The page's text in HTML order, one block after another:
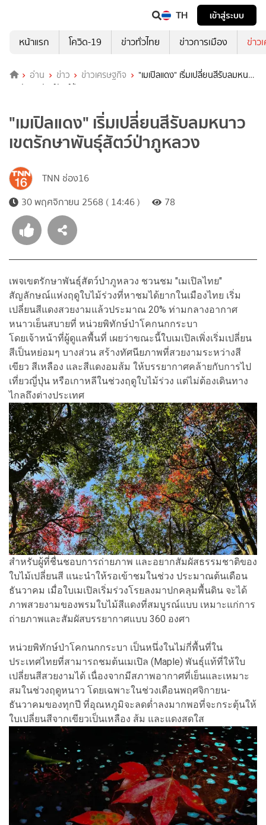
TH
เข้าสู่ระบบ
หน้าแรก
โควิด-19 ข่าวทั่วไทย ข่าวการเมือง ข่าว
อ่าน ข่าว ข่าวเศรษฐกิจ
"เมเปิลแดง" เริ่มเปลี่ยนสีรับลมหนาว
เขตรักษาพันธุ์สัตว์ป่าภูหลวง
"เมเปิลแดง" เริ่มเปลี่ยนสีรับลมหนาว
เขตรักษาพันธุ์สัตว์ป่าภูหลวง
TNN ช่อง16
30 พฤศจิกายน 2568 ( 14:46 )
78
เพจเขตรักษาพันธุ์สัตว์ป่าภูหลวง ชวนชม "เมเปิลไทย"
สัญลักษณ์แห่งฤดูใบไม้ร่วงที่หาชมได้ยากในเมืองไทย เริ่ม
เปลี่ยนสีแดงสวยงามแล้วประมาณ 20% ท่ามกลางอากาศ
หนาวเย็นสบายที่ หน่วยพิทักษ์ป่าโคกนกกระบา
โดยเจ้าหน้าที่ผู้ดูแลพื้นที่ เผยว่าขณะนี้ใบเมเปิลเพิ่งเริ่มเปลี่ยน
สีเป็นหย่อมๆ บางส่วน สร้างทัศนียภาพที่สวยงามระหว่างสี
เขียว สีเหลือง และสีแดงอมส้ม ให้บรรยากาศคล้ายกับการไป
เที่ยวญี่ปุ่น หรือเกาหลีในช่วงฤดูใบไม้ร่วง แต่ไม่ต้องเดินทาง
ไกลถึงต่างประเทศ
สำหรับผู้ที่ชื่นชอบการถ่ายภาพ และอยากสัมผัสธรรมชาติของ
ใบไม้เปลี่ยนสี แนะนำให้รอเข้าชมในช่วง ประมาณต้นเดือน
ธันวาคม เมื่อใบเมเปิลเริ่มร่วงโรยลงมาปกคลุมพื้นดิน จะได้
ภาพสวยงามของพรมใบไม้สีแดงที่สมบูรณ์แบบ เหมาะแก่การ
ถ่ายภาพและสัมผัสบรรยากาศแบบ 360 องศา
หน่วยพิทักษ์ป่าโคกนกกระบา เป็นหนึ่งในไม่กี่พื้นที่ใน
ประเทศไทยที่สามารถชมต้นเมเปิล (Maple) พันธุ์แท้ที่ให้ใบ
เปลี่ยนสีสวยงามได้ เนื่องจากมีสภาพอากาศที่เย็นและเหมาะ
สมในช่วงฤดูหนาว โดยเฉพาะในช่วงเดือนพฤศจิกายน-
ธันวาคมของทุกปี ที่อุณหภูมิจะลดต่ำลงมากพอที่จะกระตุ้นให้
ใบเปลี่ยนสีจากเขียวเป็นเหลือง ส้ม และแดงสดใส